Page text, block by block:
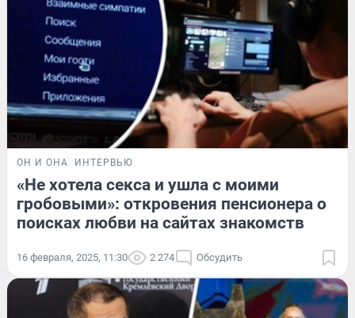
ОН И ОНА ИНТЕРВЬЮ
«Не хотела секса и ушла с моими
гробовыми»: откровения пенсионера о
поисках любви на сайтах знакомств
16 февраля, 2025, 11:30 2 274 Обсудить